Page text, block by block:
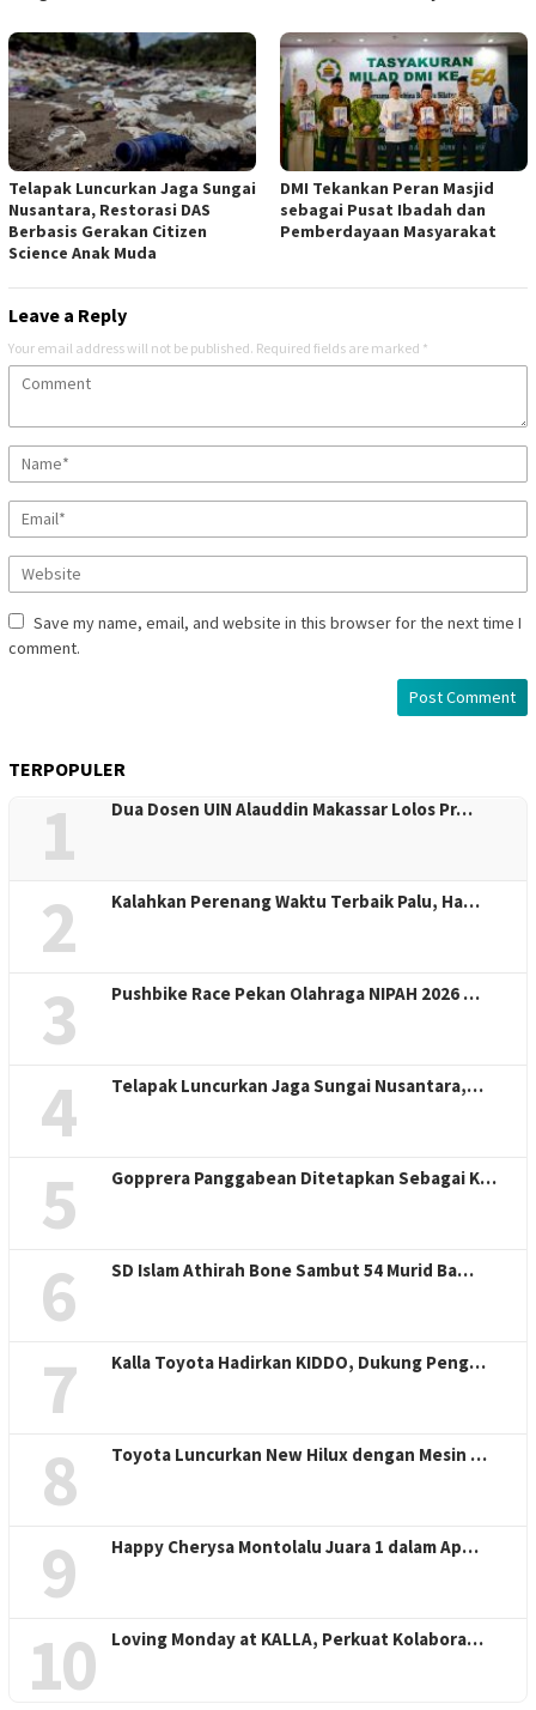
Telapak Luncurkan Jaga Sungai
Nusantara, Restorasi DAS
Berbasis Gerakan Citizen
Science Anak Muda
DMI Tekankan Peran Masjid
sebagai Pusat Ibadah dan
Pemberdayaan Masyarakat
Leave a Reply
Your email address will not be published. Required fields are marked *
Save my name, email, and website in this browser for the next time I
comment.
TERPOPULER
1 Dua Dosen UIN Alauddin Makassar Lolos Pr…
2 Kalahkan Perenang Waktu Terbaik Palu, Ha…
3 Pushbike Race Pekan Olahraga NIPAH 2026 …
4 Telapak Luncurkan Jaga Sungai Nusantara,…
5 Gopprera Panggabean Ditetapkan Sebagai K…
6 SD Islam Athirah Bone Sambut 54 Murid Ba…
7 Kalla Toyota Hadirkan KIDDO, Dukung Peng…
8 Toyota Luncurkan New Hilux dengan Mesin …
9 Happy Cherysa Montolalu Juara 1 dalam Ap…
10 Loving Monday at KALLA, Perkuat Kolabora…